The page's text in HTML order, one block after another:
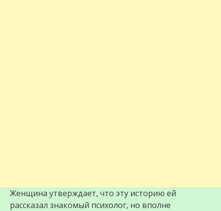
Женщина утверждает, что эту историю ей
рассказал знакомый психолог, но вполне